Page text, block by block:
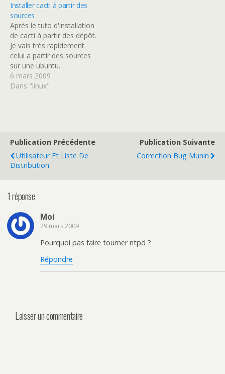
seront gérer par OVH et
les mail par google avec…
Installer cacti à partir des
sources
Après le tuto d'installation
de cacti à partir des dépôt.
Je vais très rapidement
celui a partir des sources
sur une ubuntu.
Télécharger la dernière
version de cacti # wget
mod-php5 php5 php5-cli
php5-mysql php5-gd php5-
snmp mysql-client mysql-
6 mars 2009
Dans "linux"
Publication Précédente
Utilisateur Et Liste De
Distribution
Publication Suivante
Correction Bug Munin
1 réponse
Moi
29 mars 2009
Pourquoi pas faire tourner ntpd ?
Répondre
Laisser un commentaire